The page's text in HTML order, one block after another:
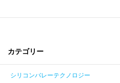
カテゴリー
シリコンバレーテクノロジー